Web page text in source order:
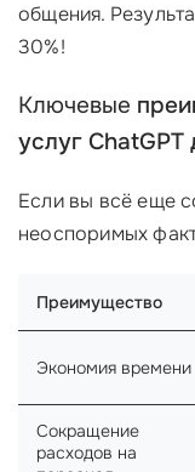
общения.
30%!
Ключевые
услуг ChatGPT
Если вы всё еще
неоспоримых
Преимущество
Экономия времени
Сокращение
расходов на